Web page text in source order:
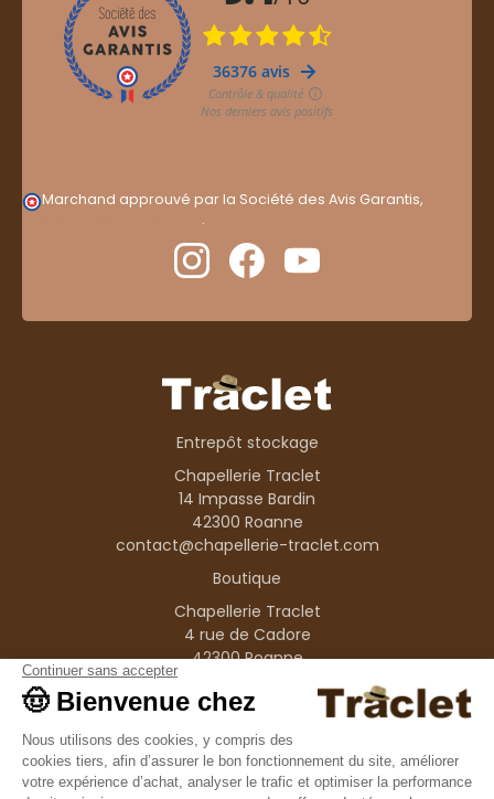
Marchand approuvé par la Société des Avis Garantis,
.
Entrepôt stockage
Chapellerie Traclet
14 Impasse Bardin
42300 Roanne
contact@chapellerie-traclet.com
Boutique
Chapellerie Traclet
4 rue de Cadore
42300 Roanne
Produits